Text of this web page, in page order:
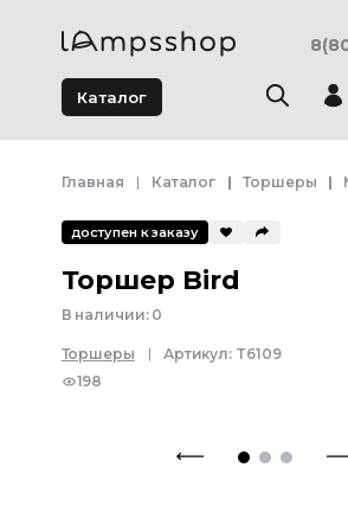
Каталог
Главная Каталог Торшеры
доступен к заказу
Торшер Bird
В наличии: 0
Торшеры Артикул: T6109
198